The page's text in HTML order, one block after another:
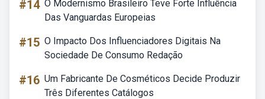
#14 O Modernismo Brasileiro Teve Forte Influência
Das Vanguardas Europeias
#15 O Impacto Dos Influenciadores Digitais Na
Sociedade De Consumo Redação
#16 Um Fabricante De Cosméticos Decide Produzir
Três Diferentes Catálogos